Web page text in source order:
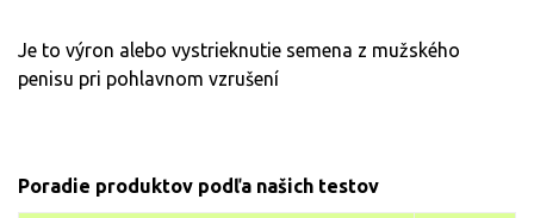
Je to výron alebo vystrieknutie semena z mužského
penisu pri pohlavnom vzrušení
Poradie produktov podľa našich testov